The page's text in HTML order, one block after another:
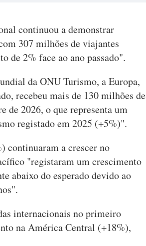
continuou a demonstrar
307 milhões de viajantes
de 2% face ao ano passado".
da ONU Turismo, a Europa,
recebeu mais de 130 milhões de
2026, o que representa um
registado em 2025 (+5%)".
continuaram a crescer no
"registaram um crescimento
abaixo do esperado devido ao
internacionais no primeiro
na América Central (+18%),